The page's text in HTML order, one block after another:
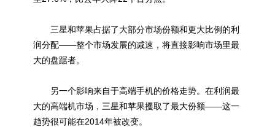
三星和苹果占据了大部分市场份额和更大比例的利
润分配——整个市场发展的减速，将直接影响市场里最
大的盘踞者。
另一个影响来自于高端手机的价格走势。在利润最
大的高端机市场，三星和苹果攫取了最大份额——这一
趋势很可能在2014年被改变。